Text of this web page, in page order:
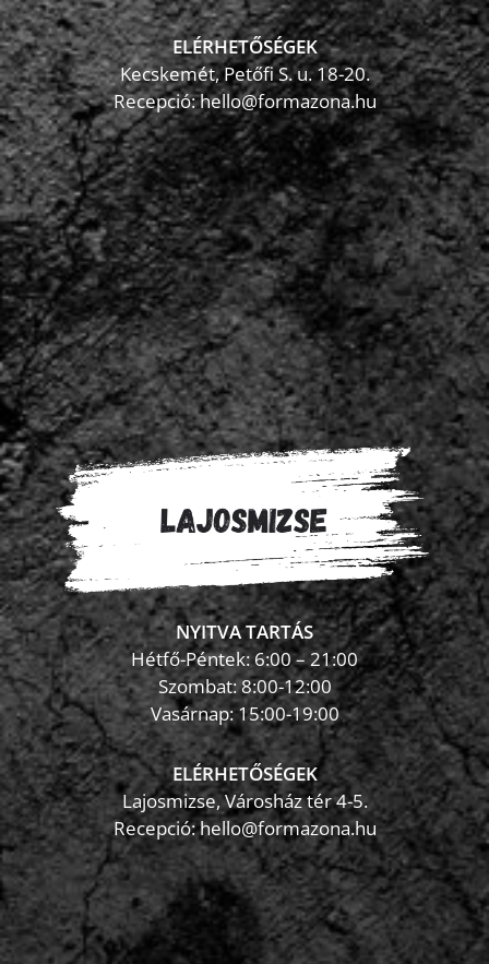
ELÉRHETŐSÉGEK
Kecskemét, Petőfi S. u. 18-20.
Recepció: hello@formazona.hu
NYITVA TARTÁS
Hétfő-Péntek: 6:00 – 21:00
Szombat: 8:00-12:00
Vasárnap: 15:00-19:00
ELÉRHETŐSÉGEK
Lajosmizse, Városház tér 4-5.
Recepció:hello@formazona.hu
FormaZona chatbot ×